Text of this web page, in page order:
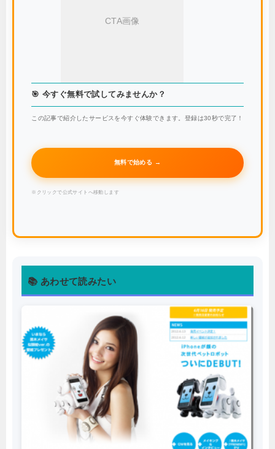
CTA画像
🎯 今すぐ無料で試してみませんか？
この記事で紹介したサービスを今すぐ体験できます。登録は30秒で完了！
無料で始める →
※クリックで公式サイトへ移動します
📚 あわせて読みたい